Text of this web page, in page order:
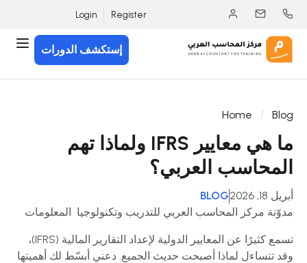
Register
Login
إستكشف الدورات
Home Blog
ما هي معايير IFRS ولماذا تهم
المحاسب العربي؟
أبريل 18, 2026
BLOG
مدوّنة مركز المحاسب العربي للتدريب وتكنولوجيا المعلومات
تسمع كثيرًا عن المعايير الدولية لإعداد التقارير المالية (IFRS)،
وقد تتساءل لماذا أصبحت حديث الجميع. دعني أبسّط لك أهميتها